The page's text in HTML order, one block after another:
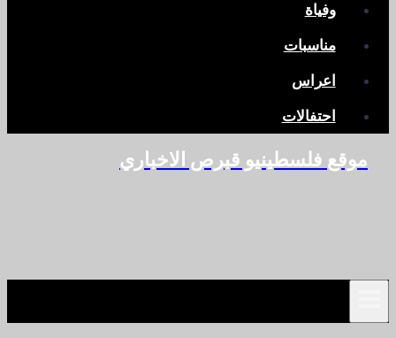
وفياة
مناسبات
اعراس
احتفالات
موقع فلسطينيو قبرص الاخباري